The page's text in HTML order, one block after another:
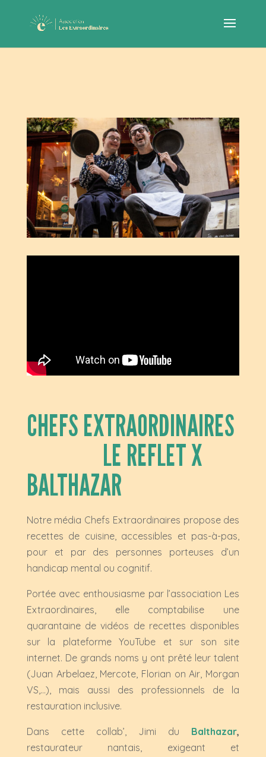
CHEFS EXTRAORDINAIRES
LE REFLET X
BALTHAZAR
Notre média Chefs Extraordinaires propose des
recettes de cuisine, accessibles et pas-à-pas,
pour et par des personnes porteuses d’un
handicap mental ou cognitif.
Portée avec enthousiasme par l’association Les
Extraordinaires, elle comptabilise une
quarantaine de vidéos de recettes disponibles
sur la plateforme YouTube et sur son site
internet. De grands noms y ont prêté leur talent
(Juan Arbelaez, Mercote, Florian on Air, Morgan
VS,…), mais aussi des professionnels de la
restauration inclusive.
Dans cette collab’, Jimi du Balthazar,
restaurateur nantais, exigeant et